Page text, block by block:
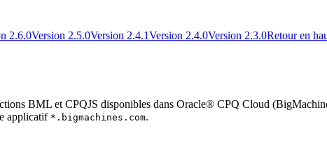
2.6.0Version 2.5.0Version 2.4.1Version 2.4.0Version 2.3.0Retour en
BML et CPQJS disponibles dans Oracle® CPQ Cloud
applicatif *.bigmachines.com.